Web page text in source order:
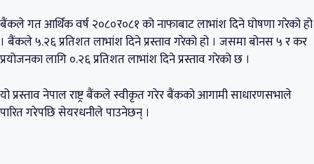
बैंकले गत आर्थिक वर्ष २०८०र०८१ को नाफाबाट लाभांश दिने घोषणा गरेको हो
। बैंकले ५.२६ प्रतिशत लाभांश दिने प्रस्ताव गरेको हो । जसमा बोनस ५ र कर
प्रयोजनका लागि ०.२६ प्रतिशत लाभांश दिने प्रस्ताव गरेको छ ।
यो प्रस्ताव नेपाल राष्ट्र बैंकले स्वीकृत गरेर बैंकको आगामी साधारणसभाले
पारित गरेपछि सेयरधनीले पाउनेछन् ।